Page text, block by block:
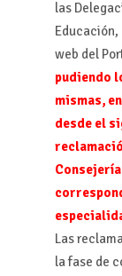
las
Educación,
web del
pudiendo
mismas,
desde el
Las
la fase de